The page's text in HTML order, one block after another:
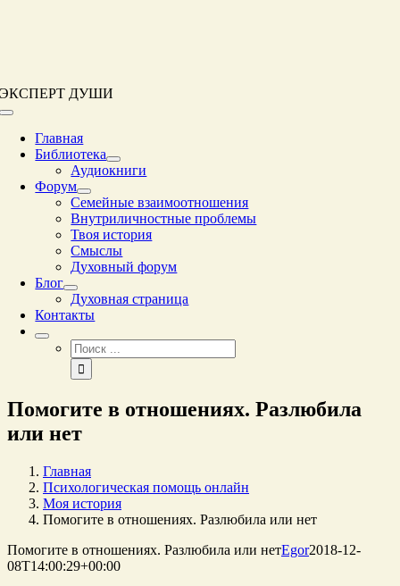
ЭКСПЕРТ ДУШИ
Переключение
навигацииГлавная
Библиотека
Аудиокниги
Форум
Семейные взаимоотношения
Внутриличностные проблемы
Твоя история
Смыслы
Духовный форум
Блог
Духовная страница
Контакты
Результат
поиска:
Помогите в отношениях. Разлюбила
или нет
Главная
Психологическая помощь онлайн
Моя история
Помогите в отношениях. Разлюбила или нет
Помогите в отношениях. Разлюбила или нетEgor2018-12-
08T14:00:29+00:00